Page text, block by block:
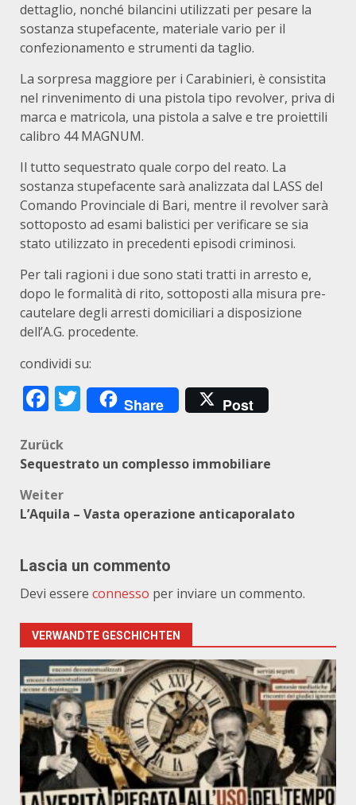
dettaglio, nonché bilancini utilizzati per pesare la
sostanza stupefacente, materiale vario per il
confezionamento e strumenti da taglio.
La sorpresa maggiore per i Carabinieri, è consistita
nel rinvenimento di una pistola tipo revolver, priva di
marca e matricola, una pistola a salve e tre proiettili
calibro 44 MAGNUM.
Il tutto sequestrato quale corpo del reato. La
sostanza stupefacente sarà analizzata dal LASS del
Comando Provinciale di Bari, mentre il revolver sarà
sottoposto ad esami balistici per verificare se sia
stato utilizzato in precedenti episodi criminosi.
Per tali ragioni i due sono stati tratti in arresto e,
dopo le formalità di rito, sottoposti alla misura pre-
cautelare degli arresti domiciliari a disposizione
dell’A.G. procedente.
condividi su:
Facebook
Twitter
Share Post
Beitragsnavigation
Zurück
Sequestrato un complesso immobiliare
Weiter
L’Aquila – Vasta operazione anticaporalato
Lascia un commento
Devi essere connesso per inviare un commento.
VERWANDTE GESCHICHTEN